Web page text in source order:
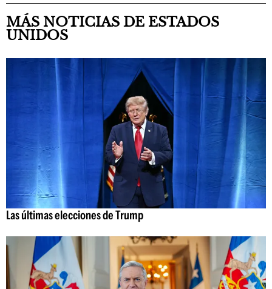
MÁS NOTICIAS DE ESTADOS
UNIDOS
Las últimas elecciones de Trump